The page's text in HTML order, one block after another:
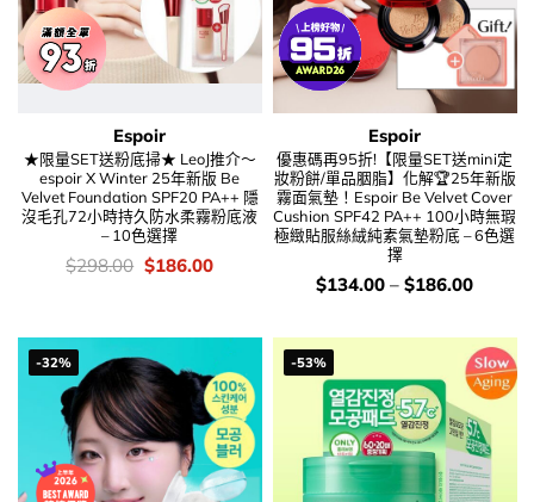
Espoir
★限量SET送粉底掃★ LeoJ推介～
espoir X Winter 25年新版 Be
Velvet Foundation SPF20 PA++ 隱
沒毛孔72小時持久防水柔霧粉底液
– 10色選擇
價
錢：
$298.00 Original
price
$186.00Current
Espoir
優惠碼再95折!【限量SET送mini定
妝粉餅/單品胭脂】化解🏆25年新版
霧面氣墊！Espoir Be Velvet Cover
Cushion SPF42 PA++ 100小時無瑕
極緻貼服絲絨純素氣墊粉底 – 6色選
擇
價
錢：
$134.00 – $186.00
-32% -53%